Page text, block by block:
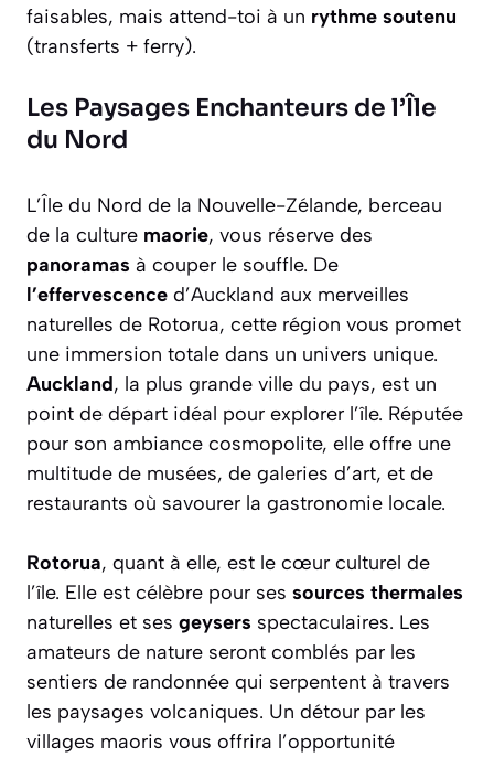
faisables, mais attend-toi à un rythme soutenu
(transferts + ferry).
Les Paysages Enchanteurs de l’Île
du Nord
L’Île du Nord de la Nouvelle-Zélande, berceau
de la culture maorie, vous réserve des
panoramas à couper le souffle. De
l’effervescence d’Auckland aux merveilles
naturelles de Rotorua, cette région vous promet
une immersion totale dans un univers unique.
Auckland, la plus grande ville du pays, est un
point de départ idéal pour explorer l’île. Réputée
pour son ambiance cosmopolite, elle offre une
multitude de musées, de galeries d’art, et de
restaurants où savourer la gastronomie locale.
Rotorua, quant à elle, est le cœur culturel de
l’île. Elle est célèbre pour ses sources thermales
naturelles et ses geysers spectaculaires. Les
amateurs de nature seront comblés par les
sentiers de randonnée qui serpentent à travers
les paysages volcaniques. Un détour par les
villages maoris vous offrira l’opportunité